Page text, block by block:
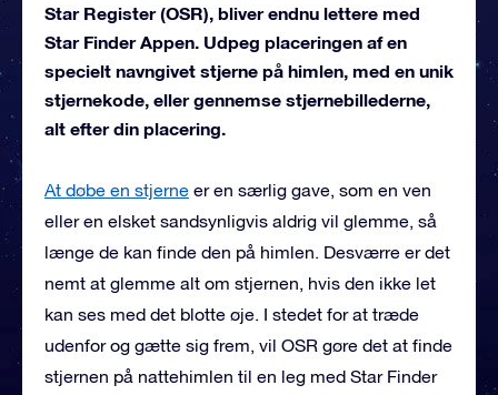
Star Register (OSR), bliver endnu lettere med
Star Finder Appen. Udpeg placeringen af en
specielt navngivet stjerne på himlen, med en unik
stjernekode, eller gennemse stjernebillederne,
alt efter din placering.
At døbe en stjerne er en særlig gave, som en ven
eller en elsket sandsynligvis aldrig vil glemme, så
længe de kan finde den på himlen. Desværre er det
nemt at glemme alt om stjernen, hvis den ikke let
kan ses med det blotte øje. I stedet for at træde
udenfor og gætte sig frem, vil OSR gøre det at finde
stjernen på nattehimlen til en leg med Star Finder